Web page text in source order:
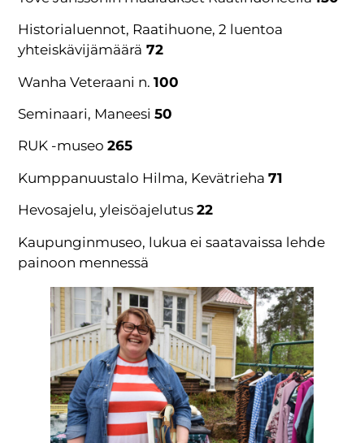
Historialuennot, Raatihuone, 2 luentoa
yhteiskävijämäärä 72
Wanha Veteraani n.100
Seminaari, Maneesi50
RUK -museo265
Kumppanuustalo Hilma, Kevätrieha71
Hevosajelu, yleisöajelutus22
Kaupunginmuseo, lukua ei saatavaissa lehde
painoon mennessä